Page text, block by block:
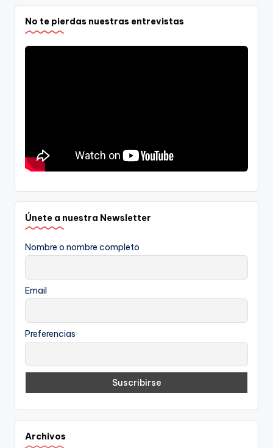
No te pierdas nuestras entrevistas
Únete a nuestra Newsletter
Nombre o nombre completo
Email
Preferencias
Archivos